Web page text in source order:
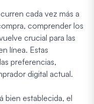
cada vez más a
comprender los
crucial para las
línea. Estas
preferencias,
digital actual.
bien establecida, el